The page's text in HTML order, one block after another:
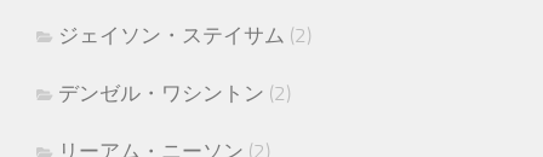
ジェイソン・ステイサム (2)
デンゼル・ワシントン (2)
リーアム・ニーソン (2)